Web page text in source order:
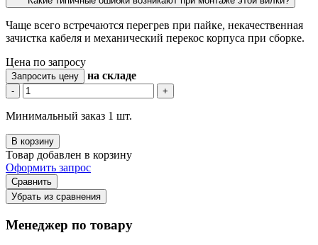
Чаще всего встречаются перегрев при пайке, некачественная
зачистка кабеля и механический перекос корпуса при сборке.
Цена по запросу
Запросить цену на складе
- +
Минимальный заказ 1 шт.
В корзину
Товар добавлен в корзину
Оформить запрос
Сравнить
Убрать из сравнения
Менеджер по товару